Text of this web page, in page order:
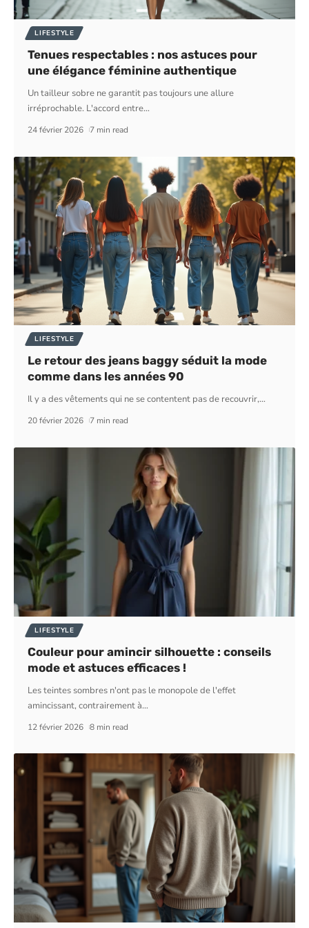
LIFESTYLE
Tenues respectables : nos astuces pour
une élégance féminine authentique
Un tailleur sobre ne garantit pas toujours une allure
irréprochable. L'accord entre…
24 février 2026 7 min read
LIFESTYLE
Le retour des jeans baggy séduit la mode
comme dans les années 90
Il y a des vêtements qui ne se contentent pas de recouvrir,…
20 février 2026 7 min read
LIFESTYLE
Couleur pour amincir silhouette : conseils
mode et astuces efficaces !
Les teintes sombres n'ont pas le monopole de l'effet
amincissant, contrairement à…
12 février 2026 8 min read